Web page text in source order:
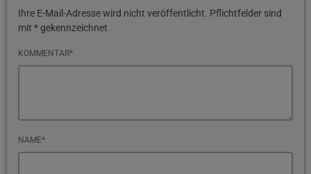
Ihre E-Mail-Adresse wird nicht veröffentlicht. Pflichtfelder sind
mit * gekennzeichnet
KOMMENTAR*
NAME*